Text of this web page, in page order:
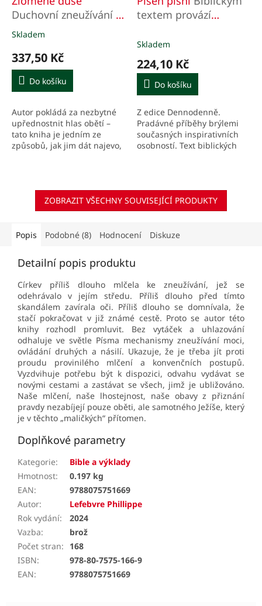
Duchovní zneužívání v
řeholních komunitách
Průměrné
produktu
je
1,0
z
hvězdiček.
Skladem
337,50 Kč
Do košíku
Autor pokládá za nezbytné
upřednostnit hlas obětí –
tato kniha je jedním ze
způsobů, jak jim dát najevo,
textem provází
Kopecká
Skladem
224,10 Kč
Do košíku
Z edice Dennodenně.
Pradávné příběhy brýlemi
současných inspirativních
osobností. Text biblických
text na...
ZOBRAZIT VŠECHNY SOUVISEJÍCÍ PRODUKTY
Popis Podobné (8) Hodnocení Diskuze
Detailní popis produktu
Církev příliš dlouho mlčela ke zneužívání, jež se
odehrávalo v jejím středu. Příliš dlouho před tímto
skandálem zavírala oči. Příliš dlouho se domnívala, že
stačí pokračovat v již známé cestě. Proto se autor této
knihy rozhodl promluvit. Bez vytáček a uhlazování
odhaluje ve světle Písma mechanismy zneužívání moci,
ovládání druhých a násilí. Ukazuje, že je třeba jít proti
proudu provinilého mlčení a konvenčních postupů.
Vyzdvihuje potřebu být k dispozici, odvahu vydávat se
novými cestami a zastávat se všech, jimž je ubližováno.
Naše mlčení, naše lhostejnost, naše obavy z přiznání
pravdy nezabíjejí pouze oběti, ale samotného Ježíše, který
je v těchto „maličkých“ přítomen.
Doplňkové parametry
Kategorie:
Bible a výklady
Hmotnost:
0.197 kg
EAN:
9788075751669
Autor:
Lefebvre Phillippe
Rok vydání:
2024
Vazba:
brož
Počet stran:
168
ISBN:
978-80-7575-166-9
EAN: 9788075751669